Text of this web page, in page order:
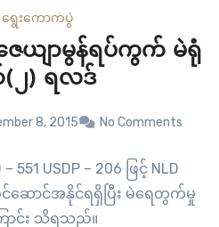
ရွေးကောက်ပွဲ
ယျာမွန်ရပ်ကွက် မဲရုံ
၂) ရလဒ်
8, 2015 No Comments
USDP – 206 ဖြင့် NLD
ောင်အနိုင်ရရှိပြီး မဲရေတွက်မှု
ောင်း သိရသည်။